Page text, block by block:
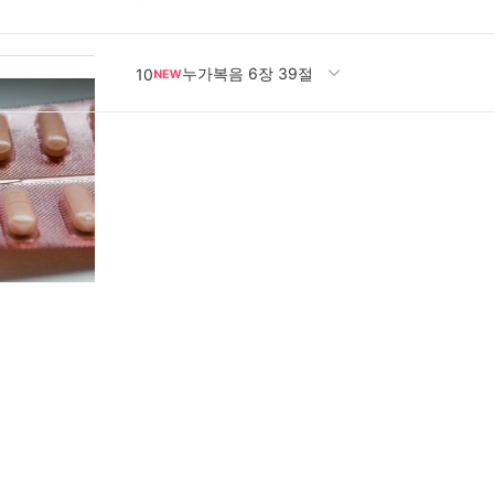
9
녹색 adhd약
10
누가복음 6장 39절